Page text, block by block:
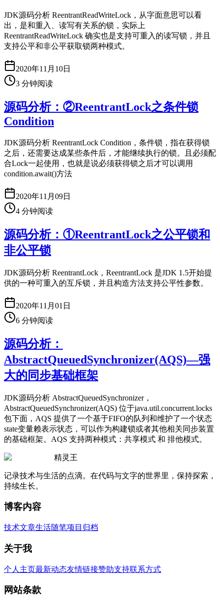
JDK源码分析 ReentrantReadWriteLock，从字面意思可以看
出，是和重入、读写有关系的锁，实际上
ReentrantReadWriteLock 确实也是支持可重入的读写锁，并且
支持公平和非公平获取锁两种模式。
2020年11月10日
3 分钟阅读
源码分析：②ReentrantLock之条件锁
Condition
JDK源码分析 ReentrantLock Condition，条件锁，指在获得锁
之后，还需要达成某些条件后，才能继续执行的锁。且必须配
合Lock一起使用，也就是说必须获得锁之后才可以调用
condition.await()方法
2020年11月09日
4 分钟阅读
源码分析：①ReentrantLock之公平锁和
非公平锁
JDK源码分析 ReentrantLock，ReentrantLock 是JDK 1.5开始提
供的一种可重入的互斥锁，并且构造方法支持公平性参数。
2020年11月01日
6 分钟阅读
源码分析：
AbstractQueuedSynchronizer(AQS)—强
大的同步基础框架
JDK源码分析 AbstractQueuedSynchronizer，
AbstractQueuedSynchronizer(AQS) 位于java.util.concurrent.locks
包下面，AQS 提供了一个基于FIFO的队列和维护了一个状态
state变量赖表示状态，可以作为构建锁或者其他相关同步装置
的基础框架。AQS 支持两种模式：共享模式 和 排他模式。
精灵王
记录技术与生活的点滴。在代码与文字的世界里，保持探索，
持续生长。
博客内容
技术文章生活随笔项目归档
关于我
个人主页最新动态友情链接赞助支持联系方式
网站条款